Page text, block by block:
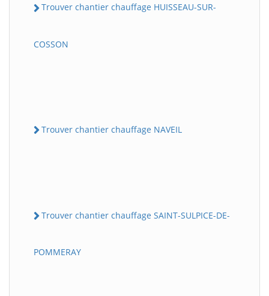
Trouver chantier chauffage HUISSEAU-SUR-
COSSON
Trouver chantier chauffage NAVEIL
Trouver chantier chauffage SAINT-SULPICE-DE-
POMMERAY